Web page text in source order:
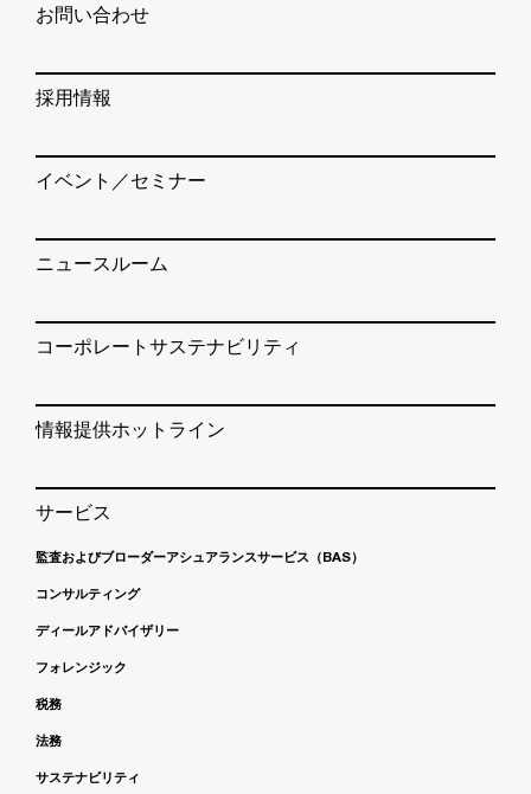
お問い合わせ
採用情報
イベント／セミナー
ニュースルーム
コーポレートサステナビリティ
情報提供ホットライン
サービス
監査およびブローダーアシュアランスサービス（BAS）
コンサルティング
ディールアドバイザリー
フォレンジック
税務
法務
サステナビリティ